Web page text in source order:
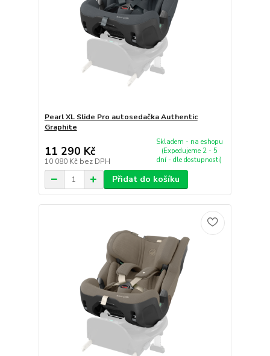
Pearl XL Slide Pro autosedačka Authentic
Graphite
11 290 Kč
10 080 Kč bez DPH
Skladem - na eshopu
(Expedujeme 2 - 5
dní - dle dostupnosti)
Přidat do košíku